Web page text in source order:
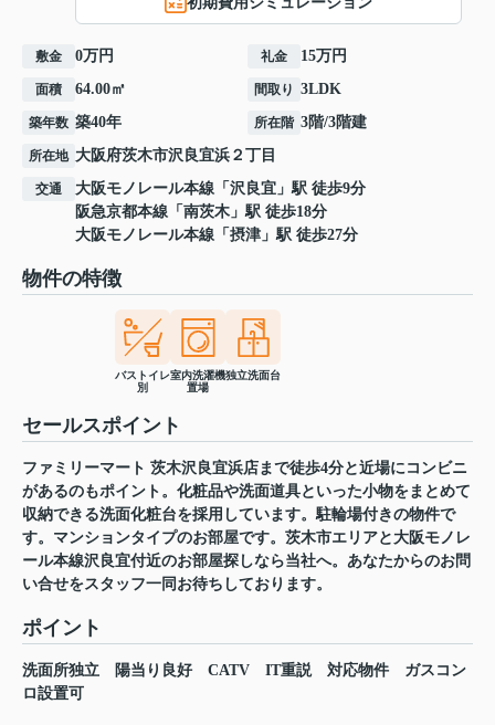
敷金 0万円 礼金 15万円
面積 64.00㎡ 間取り 3LDK
築年数 築40年 所在階 3階/3階建
所在地 大阪府茨木市沢良宜浜 ２丁目
交通 大阪モノレール本線 「 沢良宜 」駅 徒歩9分
阪急京都本線 「 南茨木 」駅 徒歩18分
大阪モノレール本線 「 摂津 」駅 徒歩27分
物件の特徴
バストイレ
別
室内洗濯機
置場
独立洗面台
セールスポイント
ファミリーマート 茨木沢良宜浜店まで徒歩4分と近場にコンビニ
があるのもポイント。化粧品や洗面道具といった小物をまとめて
収納できる洗面化粧台を採用しています。駐輪場付きの物件で
す。マンションタイプのお部屋です。茨木市エリアと大阪モノレ
ール本線沢良宜付近のお部屋探しなら当社へ。あなたからのお問
い合せをスタッフ一同お待ちしております。
ポイント
洗面所独立 陽当り良好 CATV IT重説 対応物件
ガスコン
ロ設置可